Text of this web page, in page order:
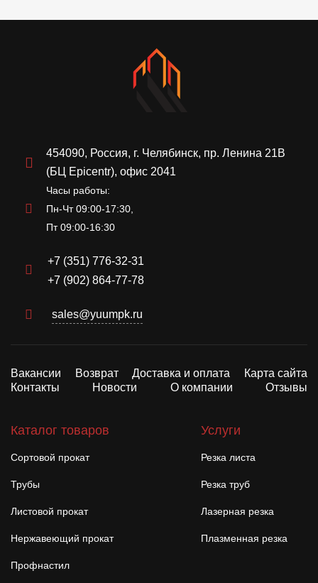
454090, Россия, г. Челябинск, пр. Ленина 21В
(БЦ Epicentr), офис 2041
Часы работы:
Пн-Чт 09:00-17:30,
Пт 09:00-16:30
+7 (351) 776-32-31
+7 (902) 864-77-78
sales@yuumpk.ru
Вакансии Возврат Доставка и оплата
Карта сайта
Контакты
Новости О компании Отзывы
Каталог товаров
Сортовой прокат
Трубы
Листовой прокат
Нержавеющий прокат
Профнастил
Услуги
Резка листа
Резка труб
Лазерная резка
Плазменная резка